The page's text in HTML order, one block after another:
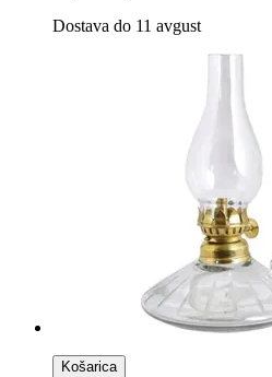
Dostava do 11 avgust
Košarica